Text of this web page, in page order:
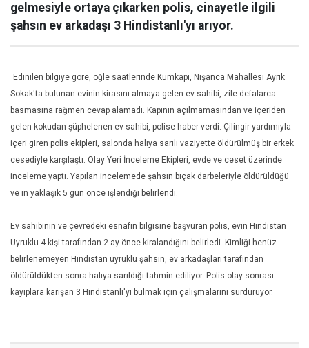
gelmesiyle ortaya çıkarken polis, cinayetle ilgili
şahsın ev arkadaşı 3 Hindistanlı'yı arıyor.
Edinilen bilgiye göre, öğle saatlerinde Kumkapı, Nişanca Mahallesi Ayrık
Sokak'ta bulunan evinin kirasını almaya gelen ev sahibi, zile defalarca
basmasına rağmen cevap alamadı. Kapının açılmamasından ve içeriden
gelen kokudan şüphelenen ev sahibi, polise haber verdi. Çilingir yardımıyla
içeri giren polis ekipleri, salonda halıya sarılı vaziyette öldürülmüş bir erkek
cesediyle karşılaştı. Olay Yeri İnceleme Ekipleri, evde ve ceset üzerinde
inceleme yaptı. Yapılan incelemede şahsın bıçak darbeleriyle öldürüldüğü
ve in yaklaşık 5 gün önce işlendiği belirlendi.
Ev sahibinin ve çevredeki esnafın bilgisine başvuran polis, evin Hindistan
Uyruklu 4 kişi tarafından 2 ay önce kiralandığını belirledi. Kimliği henüz
belirlenemeyen Hindistan uyruklu şahsın, ev arkadaşları tarafından
öldürüldükten sonra halıya sarıldığı tahmin ediliyor. Polis olay sonrası
kayıplara karışan 3 Hindistanlı'yı bulmak için çalışmalarını sürdürüyor.